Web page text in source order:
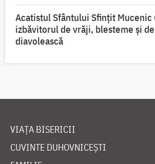
Acatistul Sfântului Sfințit Mucenic
izbăvitorul de vrăji, blesteme și
diavolească
VIAȚA BISERICII
CUVINTE DUHOVNICEȘTI